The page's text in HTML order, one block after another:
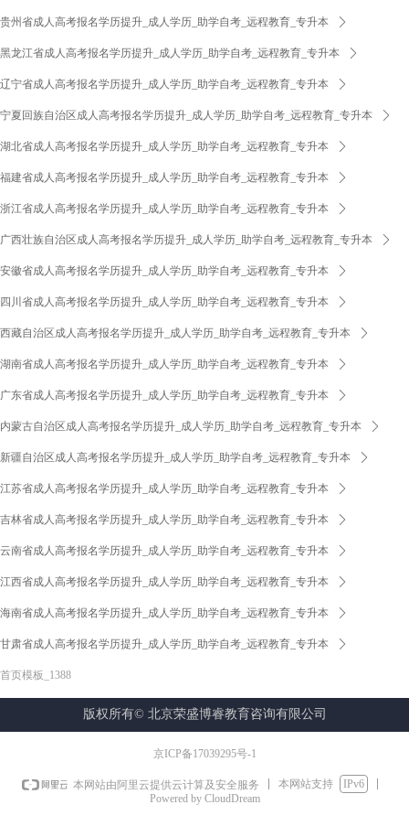
版权所有© 北京荣盛博睿教育咨询有限公司
贵州省成人高考报名学历提升_成人学历_助学自考_远程教育_专升本 ꄲ
黑龙江省成人高考报名学历提升_成人学历_助学自考_远程教育_专升本 ꄲ
辽宁省成人高考报名学历提升_成人学历_助学自考_远程教育_专升本 ꄲ
宁夏回族自治区成人高考报名学历提升_成人学历_助学自考_远程教育_专升本 ꄲ
湖北省成人高考报名学历提升_成人学历_助学自考_远程教育_专升本 ꄲ
福建省成人高考报名学历提升_成人学历_助学自考_远程教育_专升本 ꄲ
浙江省成人高考报名学历提升_成人学历_助学自考_远程教育_专升本 ꄲ
广西壮族自治区成人高考报名学历提升_成人学历_助学自考_远程教育_专升本 ꄲ
安徽省成人高考报名学历提升_成人学历_助学自考_远程教育_专升本 ꄲ
四川省成人高考报名学历提升_成人学历_助学自考_远程教育_专升本 ꄲ
西藏自治区成人高考报名学历提升_成人学历_助学自考_远程教育_专升本 ꄲ
湖南省成人高考报名学历提升_成人学历_助学自考_远程教育_专升本 ꄲ
广东省成人高考报名学历提升_成人学历_助学自考_远程教育_专升本 ꄲ
内蒙古自治区成人高考报名学历提升_成人学历_助学自考_远程教育_专升本 ꄲ
新疆自治区成人高考报名学历提升_成人学历_助学自考_远程教育_专升本 ꄲ
江苏省成人高考报名学历提升_成人学历_助学自考_远程教育_专升本 ꄲ
吉林省成人高考报名学历提升_成人学历_助学自考_远程教育_专升本 ꄲ
云南省成人高考报名学历提升_成人学历_助学自考_远程教育_专升本 ꄲ
江西省成人高考报名学历提升_成人学历_助学自考_远程教育_专升本 ꄲ
海南省成人高考报名学历提升_成人学历_助学自考_远程教育_专升本 ꄲ
甘肃省成人高考报名学历提升_成人学历_助学自考_远程教育_专升本 ꄲ
首页模板_1388
京ICP备17039295号-1
本网站由阿里云提供云计算及安全服务 本网站支持
IPv6
Powered by CloudDream